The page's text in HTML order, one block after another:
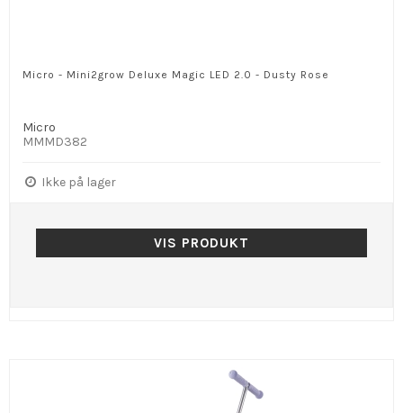
Micro - Mini2grow Deluxe Magic LED 2.0 - Dusty Rose
Micro
MMMD382
Ikke på lager
VIS PRODUKT